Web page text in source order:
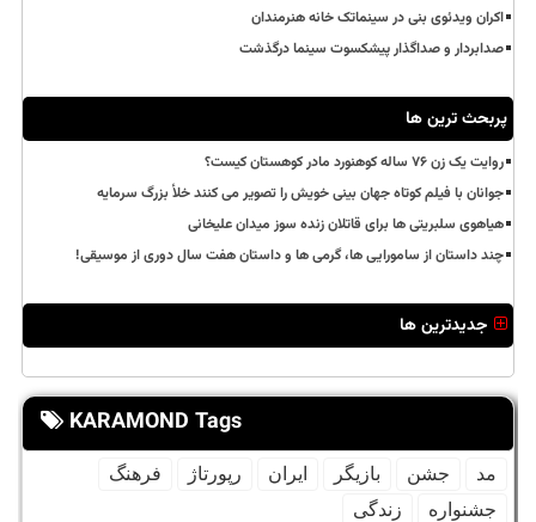
اکران ویدئوی بنی در سینماتک خانه هنرمندان
صدابردار و صداگذار پیشکسوت سینما درگذشت
پربحث ترین ها
روایت یک زن ۷۶ ساله کوهنورد مادر کوهستان کیست؟
جوانان با فیلم کوتاه جهان بینی خویش را تصویر می کنند خلأ بزرگ سرمایه
هیاهوی سلبریتی ها برای قاتلان زنده سوز میدان علیخانی
چند داستان از سامورایی ها، گرمی ها و داستان هفت سال دوری از موسیقی!
جدیدترین ها
KARAMOND Tags
مد جشن بازیگر ایران رپورتاژ
فرهنگ
جشنواره
زندگی